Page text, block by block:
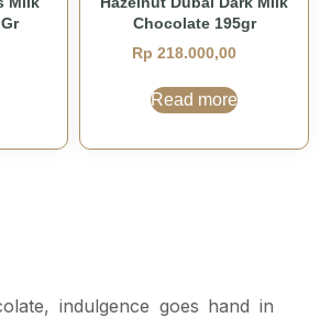
Chocolate 195gr
Rp 218.000,00
Read more
indulgence goes hand in